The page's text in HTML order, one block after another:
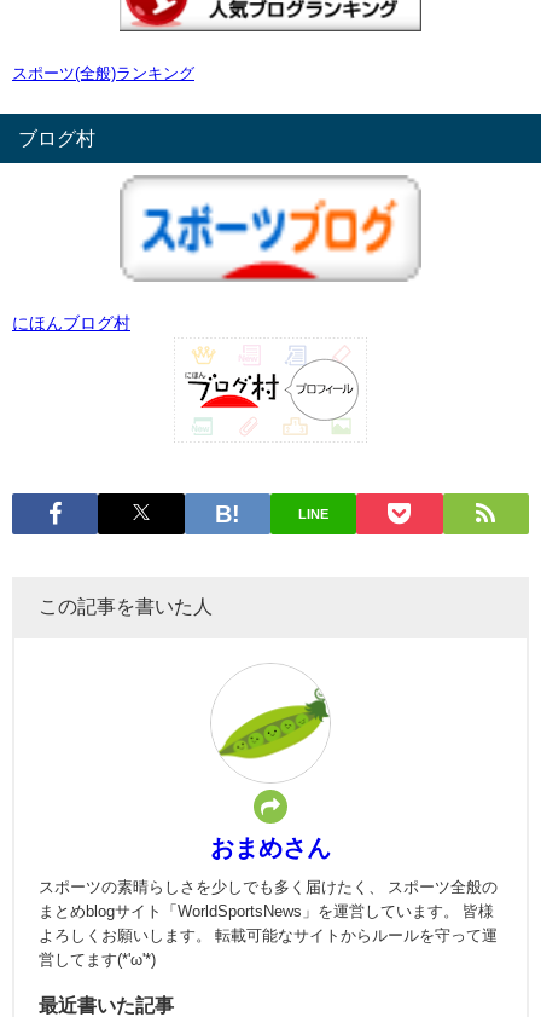
スポーツ(全般)ランキング
ブログ村
にほんブログ村
LINE
この記事を書いた人
おまめさん
スポーツの素晴らしさを少しでも多く届けたく、 スポーツ全般の
まとめblogサイト「WorldSportsNews」を運営しています。 皆様
よろしくお願いします。 転載可能なサイトからルールを守って運
営してます(*'ω'*)
最近書いた記事